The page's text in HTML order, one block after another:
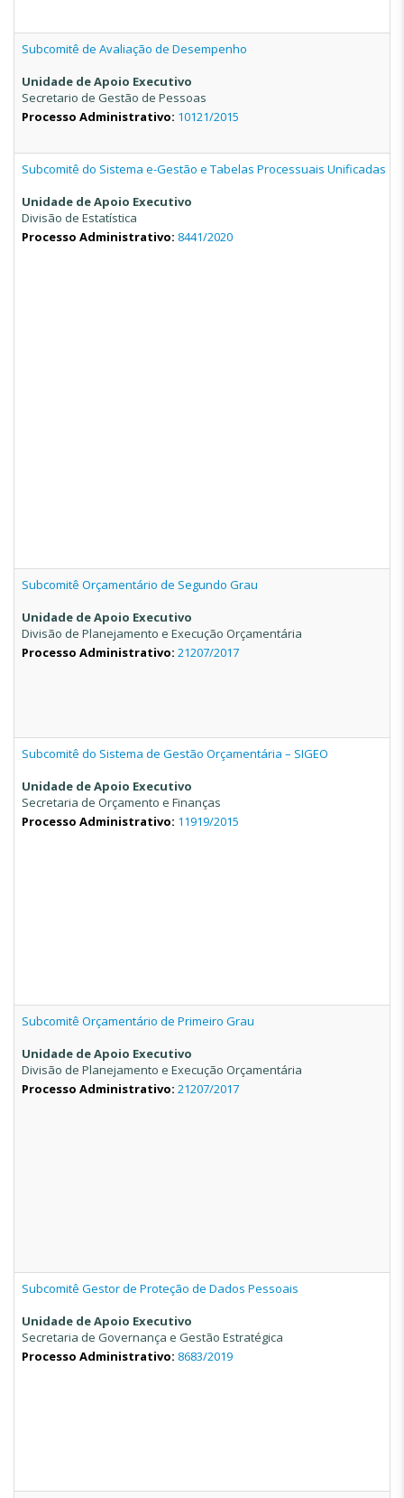
Subcomitê de Avaliação de Desempenho
Unidade de Apoio Executivo
Secretario de Gestão de Pessoas
Processo Administrativo: 10121/2015
Subcomitê do Sistema e-Gestão e Tabelas Processuais Unificadas
Unidade de Apoio Executivo
Divisão de Estatística
Processo Administrativo: 8441/2020
Subcomitê Orçamentário de Segundo Grau
Unidade de Apoio Executivo
Divisão de Planejamento e Execução Orçamentária
Processo Administrativo: 21207/2017
Subcomitê do Sistema de Gestão Orçamentária – SIGEO
Unidade de Apoio Executivo
Secretaria de Orçamento e Finanças
Processo Administrativo: 11919/2015
Subcomitê Orçamentário de Primeiro Grau
Unidade de Apoio Executivo
Divisão de Planejamento e Execução Orçamentária
Processo Administrativo: 21207/2017
Subcomitê Gestor de Proteção de Dados Pessoais
Unidade de Apoio Executivo
Secretaria de Governança e Gestão Estratégica
Processo Administrativo: 8683/2019